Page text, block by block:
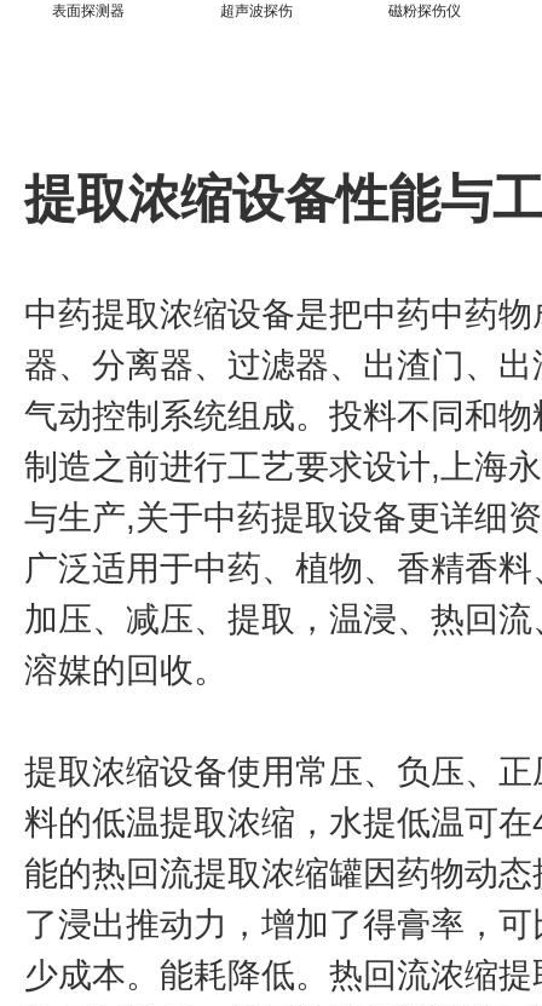
表面探测器 超声波探伤 磁粉探伤仪
提取浓缩设备性能与
中药提取浓缩设备是把中药中药
器、分离器、过滤器、出渣门、
气动控制系统组成。投料不同和
制造之前进行工艺要求设计,上海
与生产,关于中药提取设备更详细
广泛适用于中药、植物、香精香
加压、减压、提取，温浸、热回
溶媒的回收。
提取浓缩设备使用常压、负压、
料的低温提取浓缩，水提低温可
能的热回流提取浓缩罐因药物动
了浸出推动力，增加了得膏率，
少成本。能耗降低。热回流浓缩